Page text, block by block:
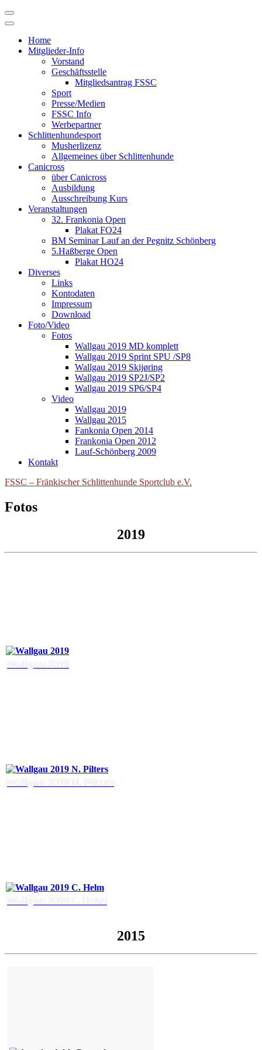
Skip
to
Home
Mitglieder-Info
Vorstand
Geschäftsstelle
Mitgliedsantrag FSSC
Sport
Presse/Medien
FSSC Info
Werbepartner
Schlittenhundesport
Musherlizenz
Allgemeines über Schlittenhunde
Canicross
über Canicross
Ausbildung
Ausschreibung Kurs
Veranstaltungen
32. Frankonia Open
Plakat FO24
BM Seminar Lauf an der Pegnitz Schönberg
5.Haßberge Open
Plakat HO24
Diverses
Links
Kontodaten
Impressum
Download
Foto/Video
Fotos
Wallgau 2019 MD komplett
Wallgau 2019 Sprint SPU /SP8
Wallgau 2019 Skijøring
Wallgau 2019 SP2J/SP2
Wallgau 2019 SP6/SP4
Video
Wallgau 2019
Wallgau 2015
Fankonia Open 2014
Frankonia Open 2012
Lauf-Schönberg 2009
Kontakt
FSSC – Fränkischer Schlittenhunde Sportclub e.V.
Fotos
2019
Wallgau 2019
Wallgau 2019 N. Pilters
Wallgau 2019 C. Helm
2015